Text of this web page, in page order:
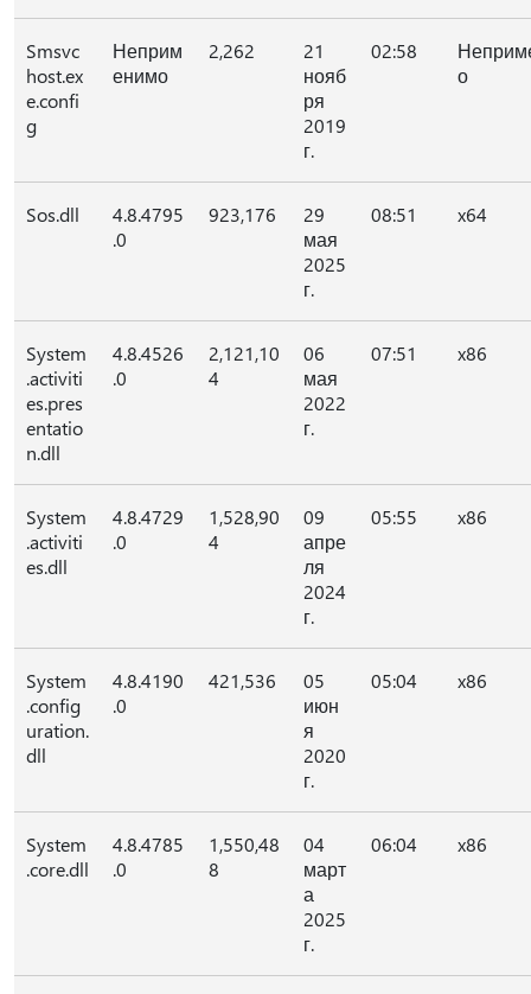
Smsvc
host.ex
e.confi
g
Неприм
енимо
2,262
21
нояб
ря
2019
г.
02:58
о
Sos.dll
4.8.4795
.0
923,176
29
мая
2025
г.
08:51 x64
System
.activiti
es.pres
entatio
n.dll
4.8.4526
.0
2,121,10
4
06
мая
2022
г.
07:51 x86
System
.activiti
es.dll
4.8.4729
.0
1,528,90
4
09
апре
ля
2024
г.
05:55 x86
System
.config
uration.
dll
4.8.4190
.0
421,536
05
июн
я
2020
г.
05:04 x86
System
.core.dll
4.8.4785
.0
1,550,48
8
04
март
а
2025
г.
06:04 x86